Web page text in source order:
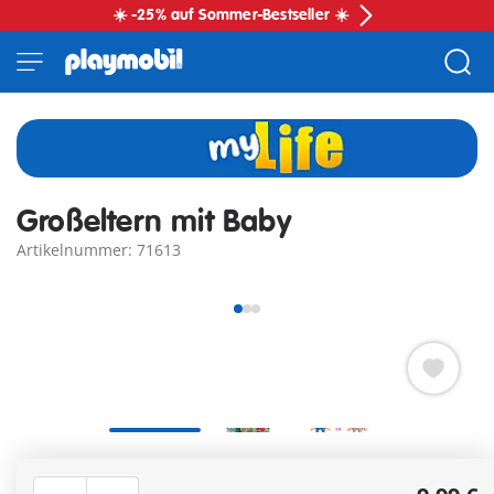
☀️ -25% auf Sommer-Bestseller ☀️
Großeltern mit Baby
Artikelnummer: 71613